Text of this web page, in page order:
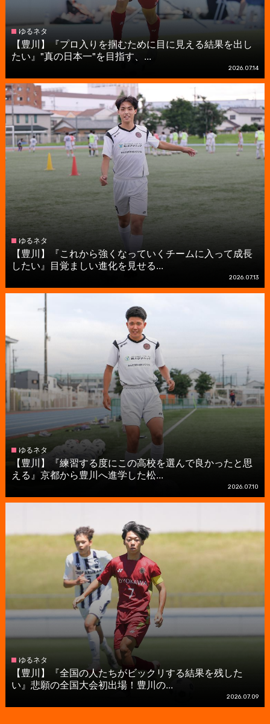
ゆるネタ
【豊川】『プロ入りを掴むために目に見える結果を出し
たい』"真の日本一"を目指す、...
2026.07.14
ゆるネタ
【豊川】『これから強くなっていくチームに入って成長
したい』目覚ましい進化を見せる...
2026.07.13
ゆるネタ
【豊川】『練習する度にこの高校を選んで良かったと思
える』京都から豊川へ進学した松...
2026.07.10
ゆるネタ
【豊川】『全国の人たちがビックリする結果を残した
い』悲願の全国大会初出場！豊川の...
2026.07.09